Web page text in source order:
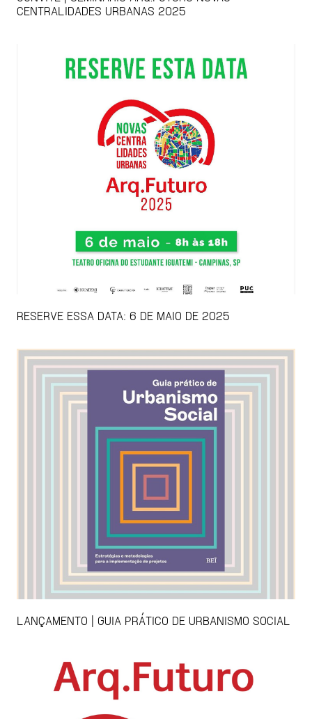
CENTRALIDADES URBANAS 2025
RESERVE ESSA DATA: 6 DE MAIO DE 2025
LANÇAMENTO | GUIA PRÁTICO DE URBANISMO SOCIAL